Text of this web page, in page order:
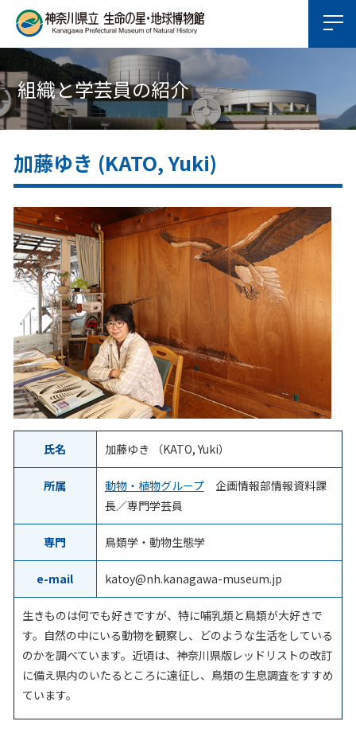
組織と学芸員の紹介
加藤ゆき (KATO, Yuki)
氏名 加藤ゆき （KATO, Yuki）
所属 動物・植物グループ企画情報部情報資料課
長／専門学芸員
専門 鳥類学・動物生態学
e-mail katoy@nh.kanagawa-museum.jp
生きものは何でも好きですが、特に哺乳類と鳥類が大好きで
す。自然の中にいる動物を観察し、どのような生活をしている
のかを調べています。近頃は、神奈川県版レッドリストの改訂
に備え県内のいたるところに遠征し、鳥類の生息調査をすすめ
ています。